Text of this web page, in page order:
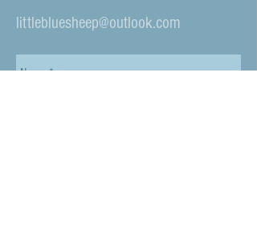
littlebluesheep@outlook.com